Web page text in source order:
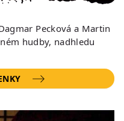
Pecková a Martin
hudby, nadhledu